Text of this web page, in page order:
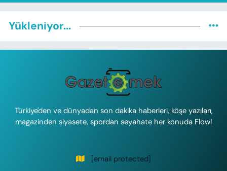
Yükleniyor...
Türkiye'den ve dünyadan son dakika haberleri, köşe yazıları,
magazinden siyasete, spordan seyahate her konuda Flow!
[email protected]